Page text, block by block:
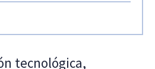
tecnológica,